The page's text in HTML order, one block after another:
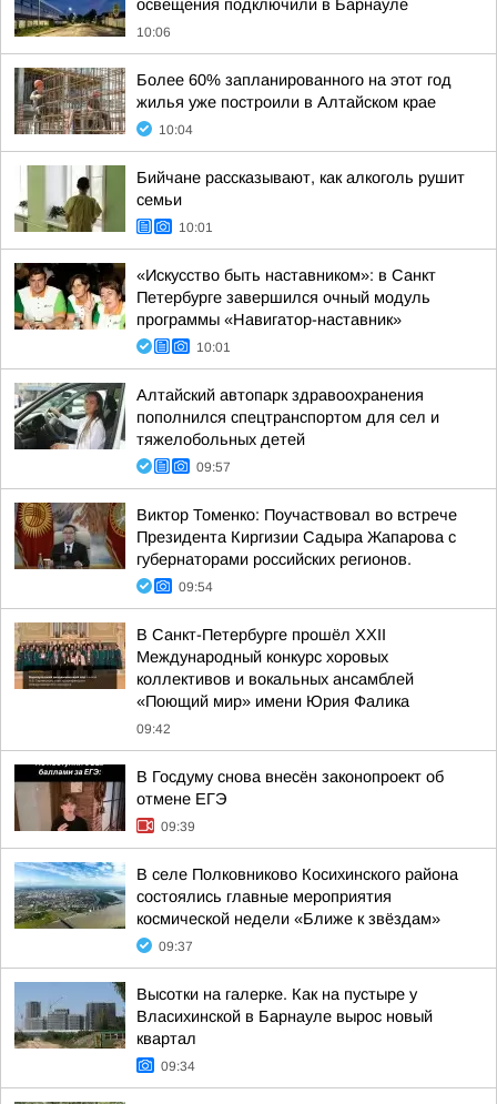
освещения подключили в Барнауле
10:06
Более 60% запланированного на этот год
жилья уже построили в Алтайском крае
10:04
Бийчане рассказывают, как алкоголь рушит
семьи
10:01
«Искусство быть наставником»: в Санкт
Петербурге завершился очный модуль
программы «Навигатор-наставник»
10:01
Алтайский автопарк здравоохранения
пополнился спецтранспортом для сел и
тяжелобольных детей
09:57
Виктор Томенко: Поучаствовал во встрече
Президента Киргизии Садыра Жапарова с
губернаторами российских регионов.
09:54
В Санкт-Петербурге прошёл XXII
Международный конкурс хоровых
коллективов и вокальных ансамблей
«Поющий мир» имени Юрия Фалика
09:42
В Госдуму снова внесён законопроект об
отмене ЕГЭ
09:39
В селе Полковниково Косихинского района
состоялись главные мероприятия
космической недели «Ближе к звёздам»
09:37
Высотки на галерке. Как на пустыре у
Власихинской в Барнауле вырос новый
квартал
09:34